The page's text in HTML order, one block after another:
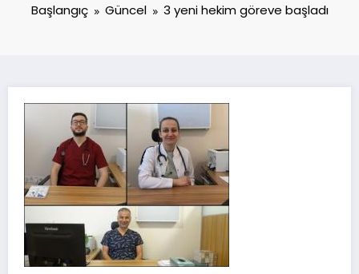
Başlangıç Güncel 3 yeni hekim göreve başladı